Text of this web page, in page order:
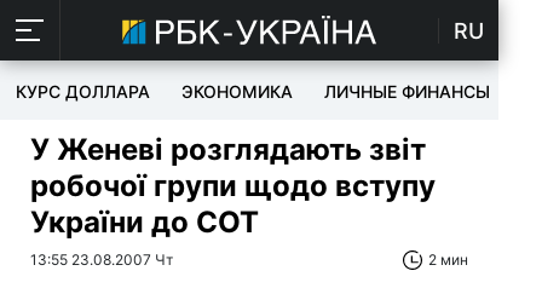
RU
КУРС ДОЛЛАРА ЭКОНОМИКА ЛИЧНЫЕ ФИНАНСЫ
У Женеві розглядають звіт
робочої групи щодо вступу
України до СОТ
13:55 23.08.2007 Чт 2 мин